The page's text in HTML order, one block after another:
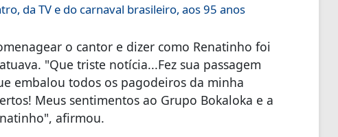
da TV e do carnaval brasileiro, aos 95 anos
o cantor e dizer como Renatinho foi
"Que triste notícia...Fez sua passagem
embalou todos os pagodeiros da minha
Meus sentimentos ao Grupo Bokaloka e a
afirmou.